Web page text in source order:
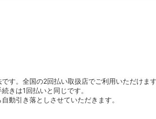
す。全国の2回払い取扱店でご利用いただけま
きは1回払いと同じです。
動引き落としさせていただきます。